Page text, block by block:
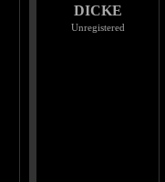
DICKE
Unregistered